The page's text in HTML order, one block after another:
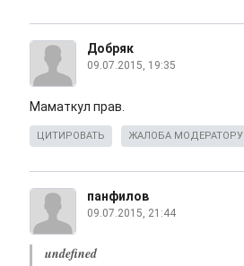
Добряк
09.07.2015, 19:35
Маматкул прав.
ЦИТИРОВАТЬ ЖАЛОБА МОДЕРАТОРУ
панфилов
09.07.2015, 21:44
undefined